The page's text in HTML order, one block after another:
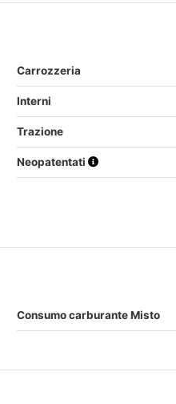
Carrozzeria
Interni
Trazione
Neopatentati
Consumo carburante Misto